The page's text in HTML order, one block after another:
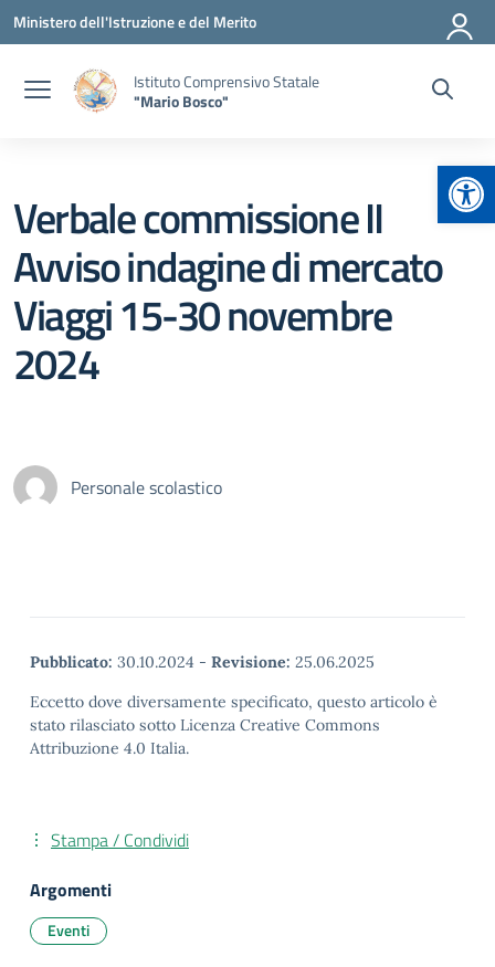
Vai ai contenuti
Vai al menu di navigazione
Vai al footer
Ministero dell'Istruzione e del Merito
Istituto Comprensivo Statale
"Mario Bosco"
Verbale commissione II
Avviso indagine di mercato
Viaggi 15-30 novembre
2024
Personale scolastico
Pubblicato: 30.10.2024 - Revisione: 25.06.2025
Eccetto dove diversamente specificato, questo articolo è
stato rilasciato sotto Licenza Creative Commons
Attribuzione 4.0 Italia.
Stampa / Condividi
Argomenti
Eventi